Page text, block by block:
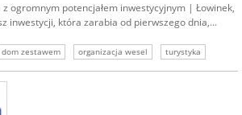
ogromnym potencjałem inwestycyjnym | Łowinek,
inwestycji, która zarabia od pierwszego dnia,...
dom zestawem organizacja wesel
turystyka